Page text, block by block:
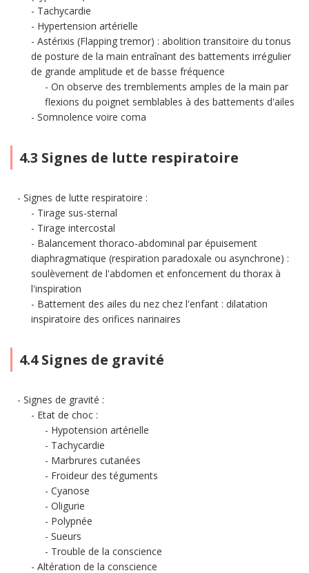
Tachycardie
Hypertension artérielle
Astérixis (Flapping tremor) : abolition transitoire du tonus
de posture de la main entraînant des battements irrégulier
de grande amplitude et de basse fréquence
On observe des tremblements amples de la main par
flexions du poignet semblables à des battements d'ailes
Somnolence voire coma
4.3 Signes de lutte respiratoire
Signes de lutte respiratoire :
Tirage sus-sternal
Tirage intercostal
Balancement thoraco-abdominal par épuisement
diaphragmatique (respiration paradoxale ou asynchrone) :
soulèvement de l'abdomen et enfoncement du thorax à
l'inspiration
Battement des ailes du nez chez l'enfant : dilatation
inspiratoire des orifices narinaires
4.4 Signes de gravité
Signes de gravité :
Etat de choc :
Hypotension artérielle
Tachycardie
Marbrures cutanées
Froideur des téguments
Cyanose
Oligurie
Polypnée
Sueurs
Trouble de la conscience
Altération de la conscience